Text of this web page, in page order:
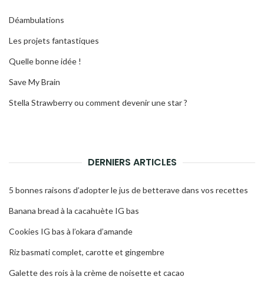
Déambulations
Les projets fantastiques
Quelle bonne idée !
Save My Brain
Stella Strawberry ou comment devenir une star ?
DERNIERS ARTICLES
5 bonnes raisons d’adopter le jus de betterave dans vos recettes
Banana bread à la cacahuète IG bas
Cookies IG bas à l’okara d’amande
Riz basmati complet, carotte et gingembre
Galette des rois à la crème de noisette et cacao